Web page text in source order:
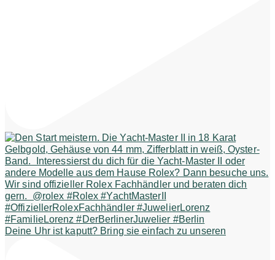
Deine Uhr ist kaputt? Bring sie einfach zu unseren